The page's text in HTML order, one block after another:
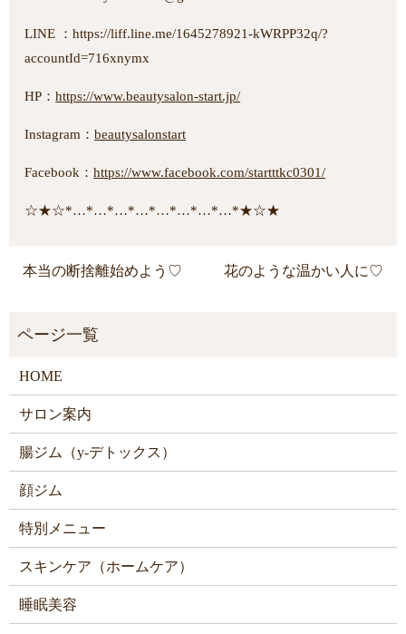
LINE ：https://liff.line.me/1645278921-kWRPP32q/?
accountId=716xnymx
HP：https://www.beautysalon-start.jp/
Instagram：beautysalonstart
Facebook：https://www.facebook.com/startttkc0301/
☆★☆*…*…*…*…*…*…*…*…*★☆★
本当の断捨離始めよう♡ 花のような温かい人に♡
HOME
サロン案内
腸ジム（y-デトックス）
顔ジム
特別メニュー
スキンケア（ホームケア）
睡眠美容